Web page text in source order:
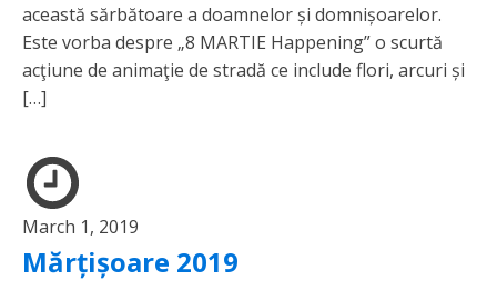
această sărbătoare a doamnelor și domnișoarelor.
Este vorba despre „8 MARTIE Happening” o scurtă
acţiune de animaţie de stradă ce include flori, arcuri și
[…]
March 1, 2019
Mărțișoare 2019